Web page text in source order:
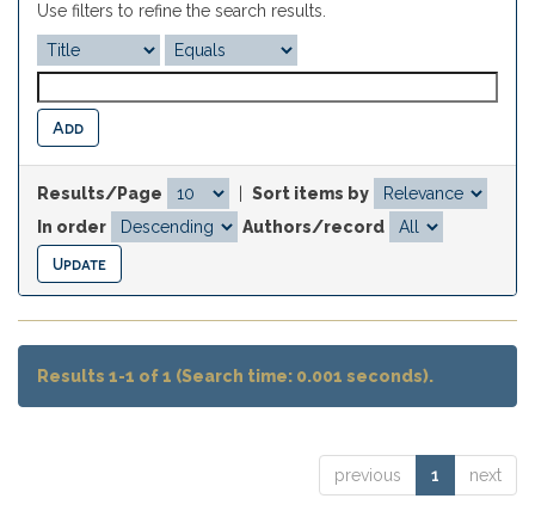
Use filters to refine the search results.
Results/Page
Sort items by
In order
Authors/record
Results 1-1 of 1 (Search time: 0.001 seconds).
previous 1 next